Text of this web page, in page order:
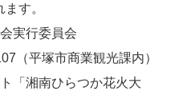
す。
実行委員会
（平塚市商業観光課内）
「湘南ひらつか花火大